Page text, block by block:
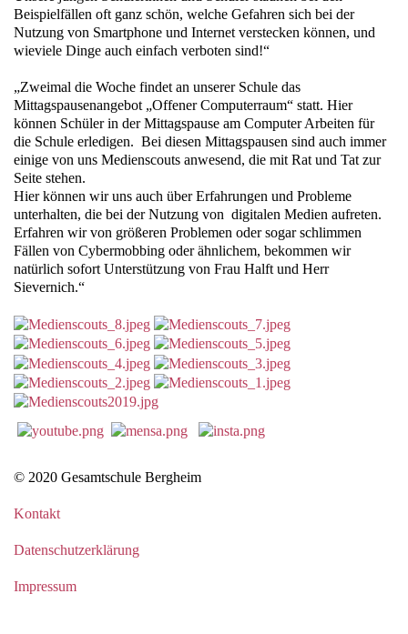
Beispielfällen oft ganz schön, welche Gefahren sich bei der
Nutzung von Smartphone und Internet verstecken können, und
wieviele Dinge auch einfach verboten sind!“
„Zweimal die Woche findet an unserer Schule das
Mittagspausenangebot „Offener Computerraum“ statt. Hier
können Schüler in der Mittagspause am Computer Arbeiten für
die Schule erledigen. Bei diesen Mittagspausen sind auch immer
einige von uns Medienscouts anwesend, die mit Rat und Tat zur
Seite stehen.
Hier können wir uns auch über Erfahrungen und Probleme
unterhalten, die bei der Nutzung von digitalen Medien aufreten.
Erfahren wir von größeren Problemen oder sogar schlimmen
Fällen von Cybermobbing oder ähnlichem, bekommen wir
natürlich sofort Unterstützung von Frau Halft und Herr
Sievernich.“
© 2020 Gesamtschule Bergheim
Kontakt
Datenschutzerklärung
Impressum